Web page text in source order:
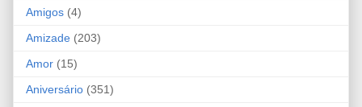
Amigos (4)
Amizade (203)
Amor (15)
Aniversário (351)